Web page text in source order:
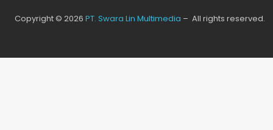
Copyright © 2026 PT. Swara Lin Multimedia – All rights reserved.